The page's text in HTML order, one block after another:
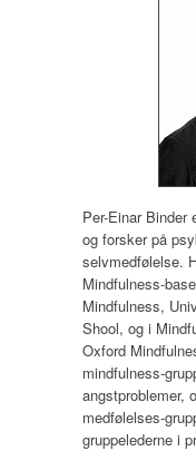
Per-Einar Binder
og forsker på
selvmedfølelse.
Mindfulness-
Mindfulness,
Shool, og i
Oxford
mindfulness-
angstproblemer,
medfølelses-
gruppelederne i